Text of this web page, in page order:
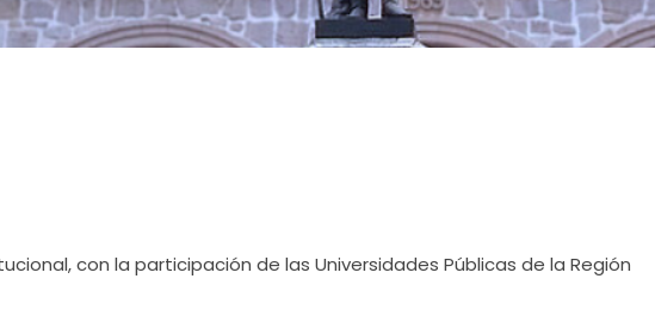
con la participación de las Universidades Públicas de la Región